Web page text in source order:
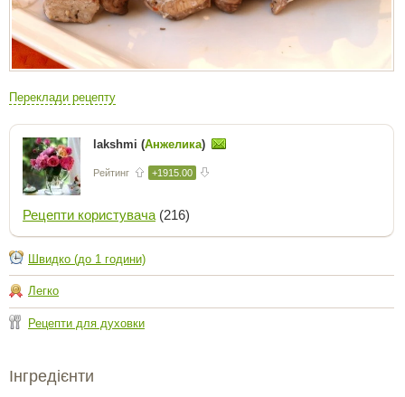
Переклади рецепту
lakshmi (Анжелика)
Рейтинг +1915.00
Рецепти користувача (216)
Швидко (до 1 години)
Легко
Рецепти для духовки
Інгредієнти